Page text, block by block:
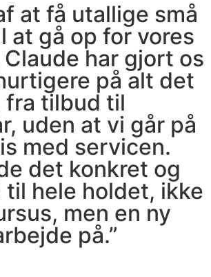
at få utallige små
at gå op for vores
har gjort os
på alt det
tilbud til
uden at vi går på
med servicen.
det konkret og
hele holdet, ikke
men en ny
på.”